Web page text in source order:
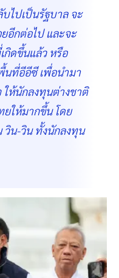
ไปเป็นรัฐบาล จะ
ยอีกต่อไป และจะ
กิดขึ้นแล้ว หรือ
นที่อีอีซี เพื่อนำมา
ให้นักลงทุนต่างชาติ
ยให้มากขึ้น โดย
วิน-วิน ทั้งนักลงทุน